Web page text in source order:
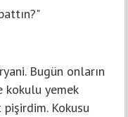
Bugün onların
kokulu yemek
Kokusu